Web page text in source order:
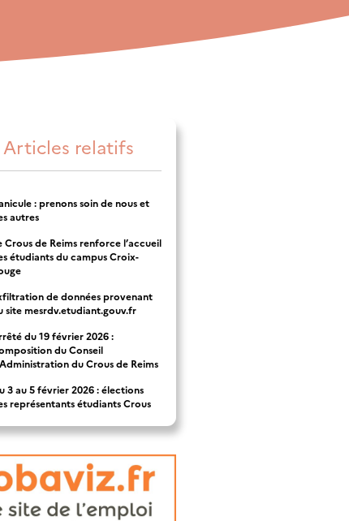
Articles relatifs
: prenons soin de nous et
autres
Crous de Reims renforce l’accueil
étudiants du campus Croix-
de données provenant
site mesrdv.etudiant.gouv.fr
du 19 février 2026 :
du Conseil
du Crous de Reims
3 au 5 février 2026 : élections
représentants étudiants Crous